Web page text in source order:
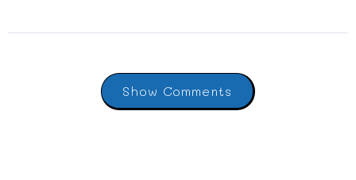
Show Comments